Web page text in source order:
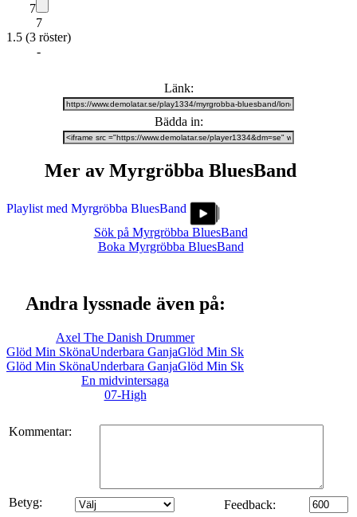
7
7
1.5 (3 röster)
-
Länk:
Bädda in:
Mer av Myrgröbba BluesBand
Playlist med Myrgröbba BluesBand
Sök på Myrgröbba BluesBand
Boka Myrgröbba BluesBand
Andra lyssnade även på:
Axel The Danish Drummer
Glöd Min SkönaUnderbara GanjaGlöd Min Sk
Glöd Min SkönaUnderbara GanjaGlöd Min Sk
En midvintersaga
07-High
Kommentar:
Betyg:
Feedback: